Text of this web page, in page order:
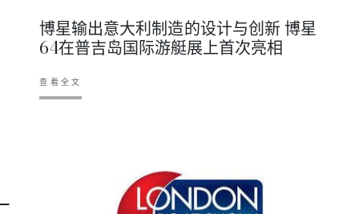
博星输出意大利制造的设计与创新 博星
64在普吉岛国际游艇展上首次亮相
查看全文